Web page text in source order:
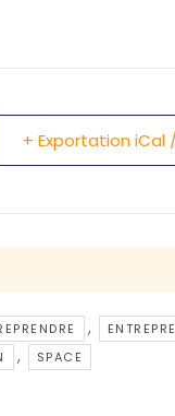
+ Exportation iCal
,
, SPACE